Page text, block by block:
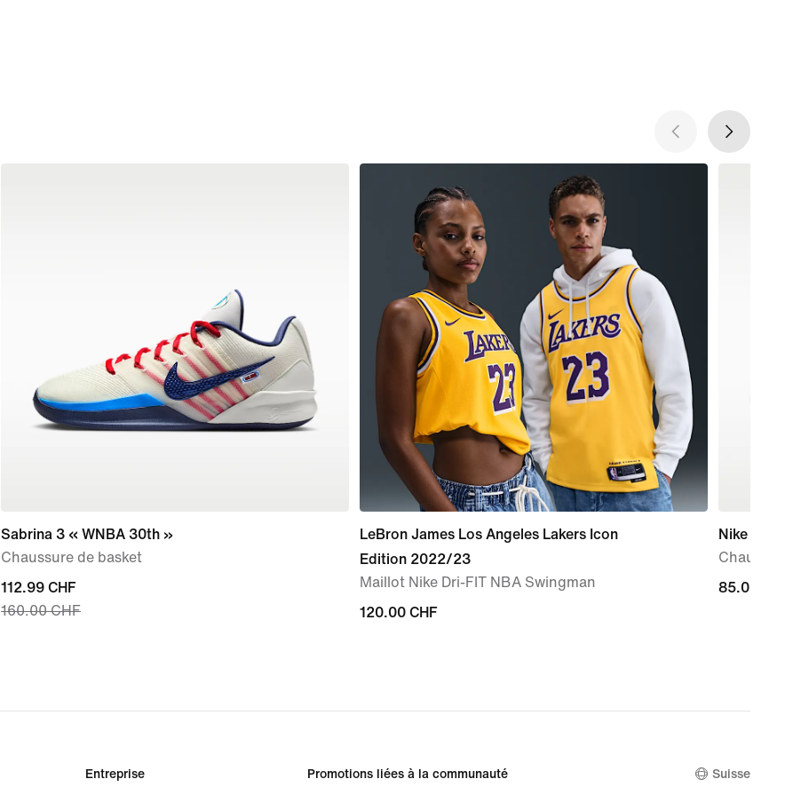
Sabrina 3 « WNBA 30th »
Chaussure de basket
current
price
160.00 CHF
112.99 CHF
160.00 CHF
LeBron James Los Angeles Lakers Icon
Edition 2022/23
Maillot Nike Dri-FIT NBA Swingman
120.00 CHF
120.00 CHF
Nike
85.00 CHF
85.00 CHF
Entreprise Promotions liées à la communauté Suisse